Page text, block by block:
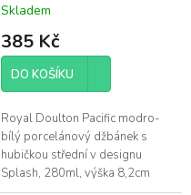
střední 280ml modro-
bílý letní mořský
Skladem
385 Kč
DO KOŠÍKU
Royal Doulton Pacific modro-
bílý porcelánový džbánek s
hubičkou střední v designu
Splash, 280ml, výška 8,2cm